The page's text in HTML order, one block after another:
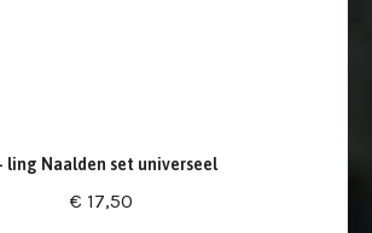
ling Naalden set universeel
€ 17,50